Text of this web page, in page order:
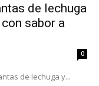
de lechuga
sabor a
0
de lechuga y...